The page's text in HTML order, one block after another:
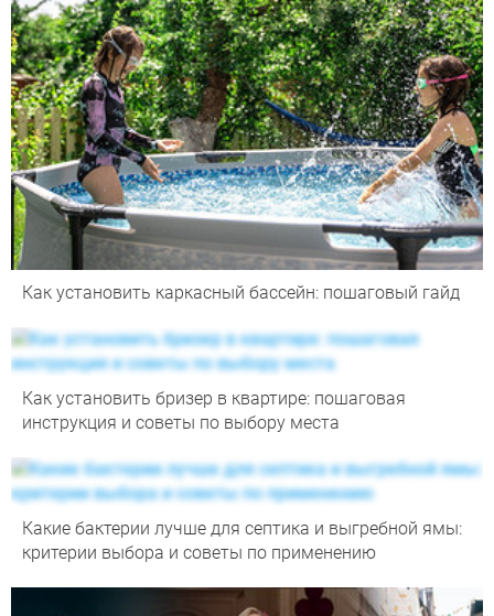
Как установить каркасный бассейн: пошаговый гайд
Как установить бризер в квартире: пошаговая
инструкция и советы по выбору места
Какие бактерии лучше для септика и выгребной ямы:
критерии выбора и советы по применению